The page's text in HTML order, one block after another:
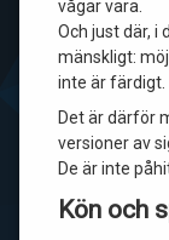
vågar vara.
Och just där, i
mänskligt:
inte är färdigt.
Det är därför
versioner av
De är inte
Kön och